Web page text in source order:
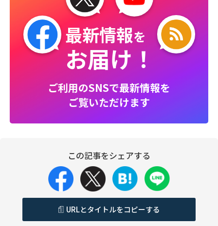
最新情報を
お届け！
ご利用のSNSで最新情報を
ご覧いただけます
この記事をシェアする
URLとタイトルをコピーする